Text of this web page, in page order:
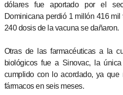
dólares fue aportado por el
Dominicana perdió 1 millón 416 mil
240 dosis de la vacuna se dañaron.
Otras de las farmacéuticas a la
biológicos fue a Sinovac, la
cumplido con lo acordado, ya que
fármacos en seis meses.